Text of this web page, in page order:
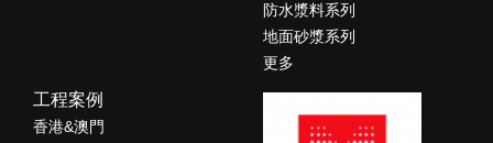
防水漿料系列
地面砂漿系列
更多
工程案例
香港&澳門